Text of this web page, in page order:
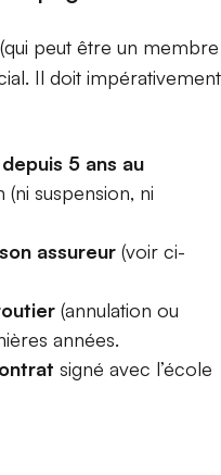
peut être un membre
Il doit impérativement
5 ans au
suspension, ni
assureur (voir ci-
(annulation ou
années.
signé avec l’école